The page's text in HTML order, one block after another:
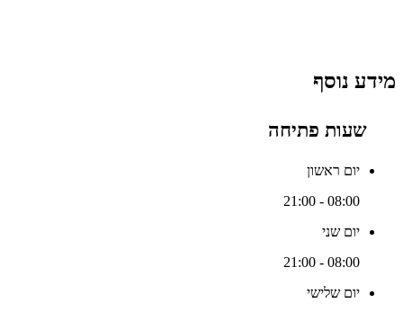
מידע נוסף
שעות פתיחה
יום ראשון
08:00 - 21:00
יום שני
08:00 - 21:00
יום שלישי